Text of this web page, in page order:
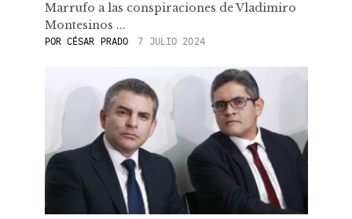
Marrufo a las conspiraciones de Vladimiro
Montesinos ...
POR CÉSAR PRADO 7 JULIO 2024